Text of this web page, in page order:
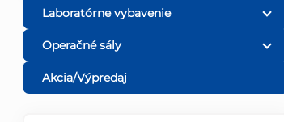
Laboratórne vybavenie
Operačné sály
Akcia/Výpredaj